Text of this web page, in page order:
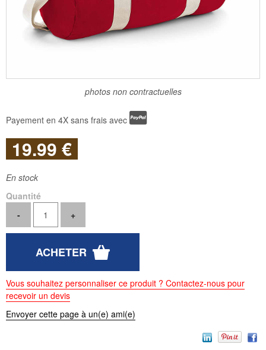
photos non contractuelles
Payement en 4X sans frais avec
19.99 €
En stock
Quantité
Vous souhaitez personnaliser ce produit ? Contactez-nous pour
recevoir un devis
Envoyer cette page à un(e) ami(e)